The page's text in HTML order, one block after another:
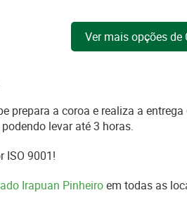
Ver mais opções de
prepara a coroa e realiza a entrega
levar até 3 horas.
ISO 9001!
Irapuan Pinheiroem todas as